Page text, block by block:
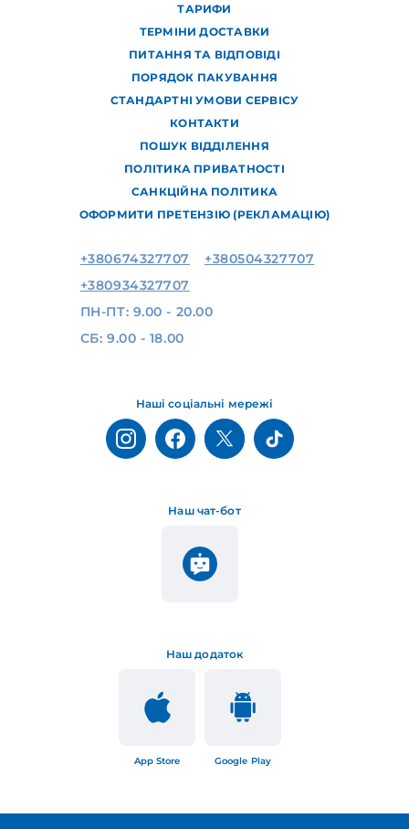
ТАРИФИ
ТЕРМІНИ ДОСТАВКИ
ПИТАННЯ ТА ВІДПОВІДІ
ПОРЯДОК ПАКУВАННЯ
СТАНДАРТНІ УМОВИ СЕРВІСУ
КОНТАКТИ
ПОШУК ВІДДІЛЕННЯ
ПОЛІТИКА ПРИВАТНОСТІ
САНКЦІЙНА ПОЛІТИКА
ОФОРМИТИ ПРЕТЕНЗІЮ (РЕКЛАМАЦІЮ)
Наш додаток
App Store Google Play
Наш чат-бот
Наші соціальні мережі
+380674327707
+380504327707
+380934327707
ПН-ПТ: 9.00 - 20.00
СБ: 9.00 - 18.00